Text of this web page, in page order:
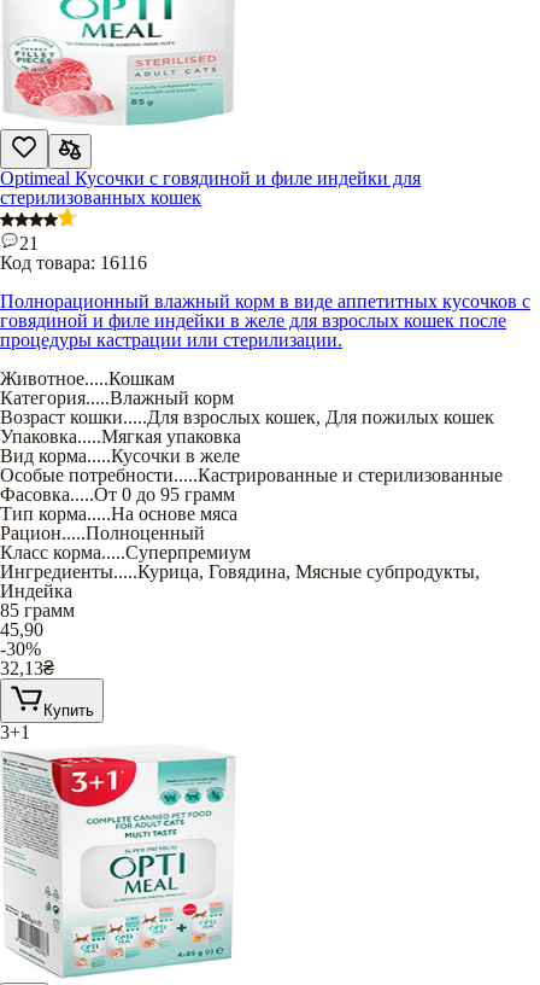
Optimeal Кусочки с говядиной и филе индейки для
стерилизованных кошек
21
Код товара: 16116
Полнорационный влажный корм в виде аппетитных кусочков с
говядиной и филе индейки в желе для взрослых кошек после
процедуры кастрации или стерилизации.
Животное.....Кошкам
Категория.....Влажный корм
Возраст кошки.....Для взрослых кошек, Для пожилых кошек
Упаковка.....Мягкая упаковка
Вид корма.....Кусочки в желе
Особые потребности.....Кастрированные и стерилизованные
Фасовка.....От 0 до 95 грамм
Тип корма.....На основе мяса
Рацион.....Полноценный
Класс корма.....Суперпремиум
Ингредиенты.....Курица, Говядина, Мясные субпродукты,
Индейка
85 грамм
45,90
-30%
32,13₴
Купить
3+1